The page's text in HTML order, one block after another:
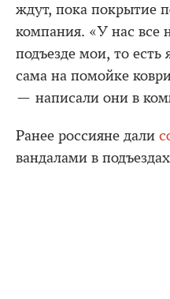
ждут, пока покрытие
компания. «У нас все
подъезде мои, то
сама на помойке
— написали они в
Ранее россияне дали
вандалами в